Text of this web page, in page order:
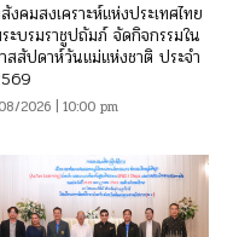
งคมสงเคราะห์แห่งประเทศไทย
ะบรมราชูปถัมภ์ จัดกิจกรรมใน
สสัปดาห์วันแม่แห่งชาติ ประจำ
2026 | 10:00 pm